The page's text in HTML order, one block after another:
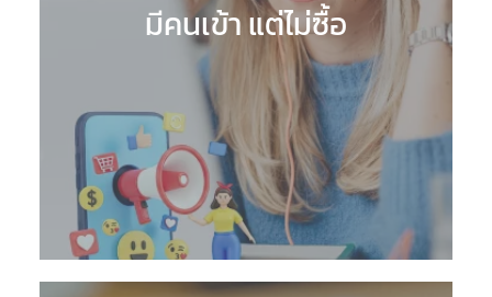
มีคนเข้า แต่ไม่ซื้อ